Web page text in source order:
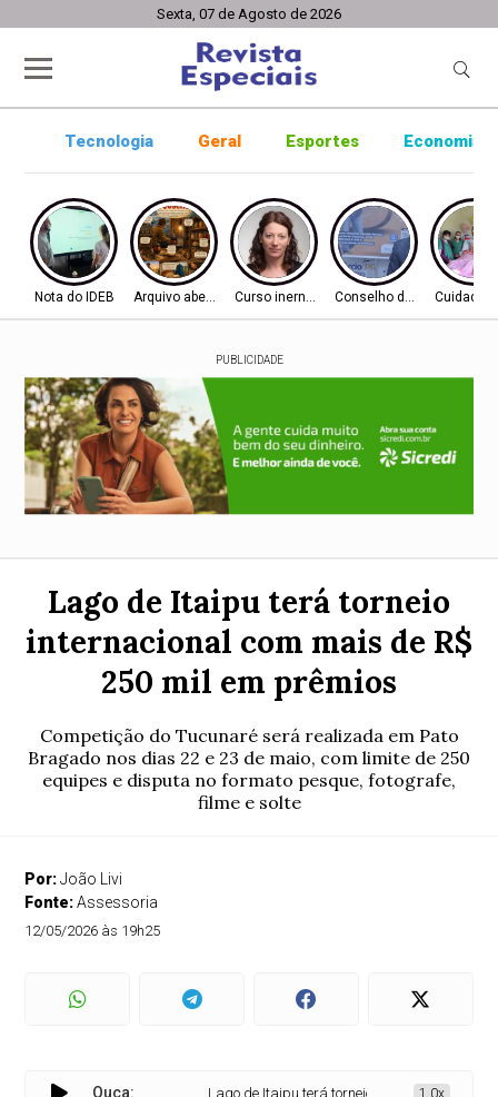
Sexta, 07 de Agosto de 2026
Tecnologia Geral Esportes Economia
Nota do IDEB Arquivo aberto Curso inernacionalConselho de Inovação
Cuidado
PUBLICIDADE
Lago de Itaipu terá torneio
internacional com mais de R$
250 mil em prêmios
Competição do Tucunaré será realizada em Pato
Bragado nos dias 22 e 23 de maio, com limite de 250
equipes e disputa no formato pesque, fotografe,
filme e solte
Por:João Livi
Fonte:Assessoria
12/05/2026 às 19h25
Ouça: Lago de Itaipu terá torneio internacional com mais
1.0x